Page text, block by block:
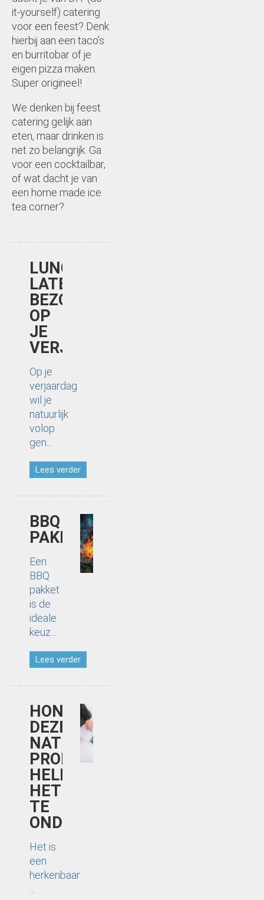
it-yourself) catering
voor een feest? Denk
hierbij aan een taco’s
en burritobar of je
eigen pizza maken.
Super origineel!
We denken bij feest
catering gelijk aan
eten, maar drinken is
net zo belangrijk. Ga
voor een cocktailbar,
of wat dacht je van
een home made ice
tea corner?
LUNCH
LATEN
BEZORGEN
OP
JE
VERJAARDAG
Op je
verjaardag
wil je
natuurlijk
volop
gen...
Lees verder
BBQ
PAKKET
Een
BBQ
pakket
is de
ideale
keuz...
Lees verder
HONGERGEVOEL?
DEZE
NATUURLIJKE
PRODUCTEN
HELPEN
HET
TE
ONDERDRUK
Het is
een
herkenbaar